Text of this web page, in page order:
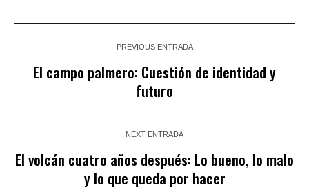
PREVIOUS ENTRADA
El campo palmero: Cuestión de identidad y
futuro
NEXT ENTRADA
El volcán cuatro años después: Lo bueno, lo malo
y lo que queda por hacer